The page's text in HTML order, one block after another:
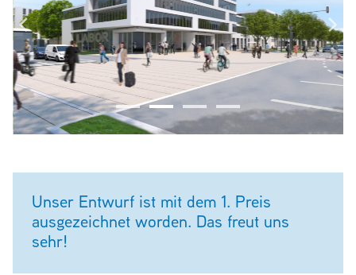
Unser Entwurf ist mit dem 1. Preis
ausgezeichnet worden. Das freut uns
sehr!